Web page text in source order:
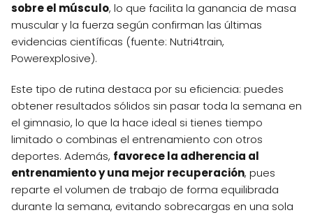
sobre el músculo, lo que facilita la ganancia de masa
muscular y la fuerza según confirman las últimas
evidencias científicas (fuente: Nutri4train,
Powerexplosive).
Este tipo de rutina destaca por su eficiencia: puedes
obtener resultados sólidos sin pasar toda la semana en
el gimnasio, lo que la hace ideal si tienes tiempo
limitado o combinas el entrenamiento con otros
deportes. Además, favorece la adherencia al
entrenamiento y una mejor recuperación, pues
reparte el volumen de trabajo de forma equilibrada
durante la semana, evitando sobrecargas en una sola